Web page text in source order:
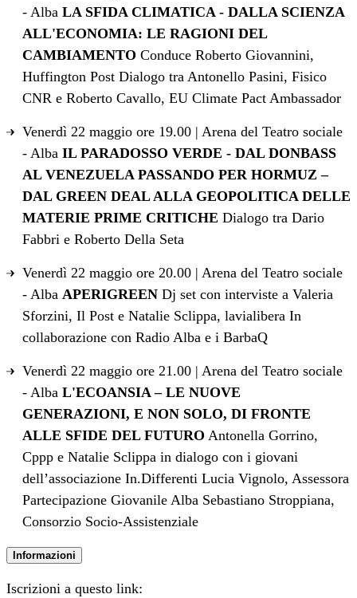
- Alba LA SFIDA CLIMATICA - DALLA SCIENZA
ALL'ECONOMIA: LE RAGIONI DEL
CAMBIAMENTO Conduce Roberto Giovannini,
Huffington Post Dialogo tra Antonello Pasini, Fisico
CNR e Roberto Cavallo, EU Climate Pact Ambassador
Venerdì 22 maggio ore 19.00 | Arena del Teatro sociale
- Alba IL PARADOSSO VERDE - DAL DONBASS
AL VENEZUELA PASSANDO PER HORMUZ –
DAL GREEN DEAL ALLA GEOPOLITICA DELLE
MATERIE PRIME CRITICHE Dialogo tra Dario
Fabbri e Roberto Della Seta
Venerdì 22 maggio ore 20.00 | Arena del Teatro sociale
- Alba APERIGREEN Dj set con interviste a Valeria
Sforzini, Il Post e Natalie Sclippa, lavialibera In
collaborazione con Radio Alba e i BarbaQ
Venerdì 22 maggio ore 21.00 | Arena del Teatro sociale
- Alba L'ECOANSIA – LE NUOVE
GENERAZIONI, E NON SOLO, DI FRONTE
ALLE SFIDE DEL FUTURO Antonella Gorrino,
Cppp e Natalie Sclippa in dialogo con i giovani
dell’associazione In.Differenti Lucia Vignolo, Assessora
Partecipazione Giovanile Alba Sebastiano Stroppiana,
Consorzio Socio-Assistenziale
Informazioni
Iscrizioni a questo link: